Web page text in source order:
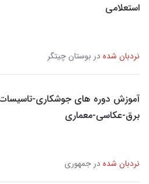
استعلامی
نردبان شدهدر بوستان چیتگر
آموزش دوره های جوشکاری-
برق-عکاسی-معماری
نردبان شدهدر جمهوری